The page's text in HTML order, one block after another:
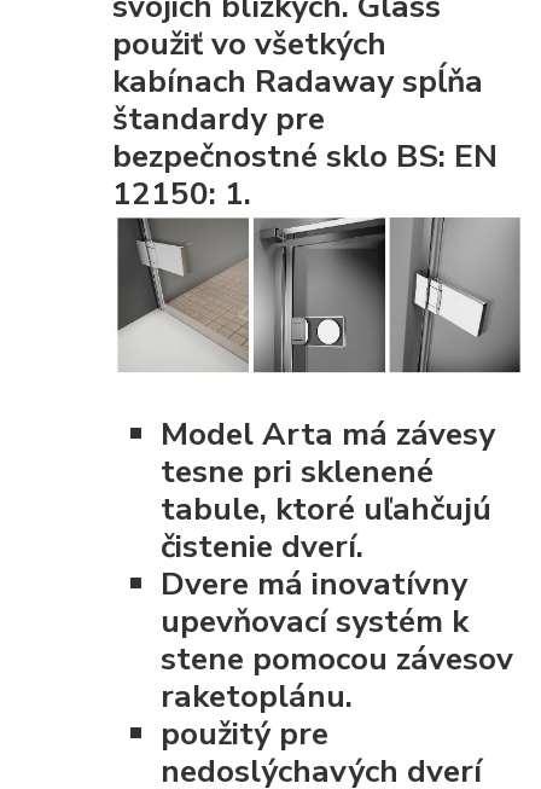
použiť vo všetkých
kabínach Radaway spĺňa
štandardy pre
bezpečnostné sklo BS: EN
12150: 1.
Model Arta má závesy
tesne pri sklenené
tabule, ktoré uľahčujú
čistenie dverí.
Dvere má inovatívny
upevňovací systém k
stene pomocou závesov
raketoplánu.
použitý pre
nedoslýchavých dverí